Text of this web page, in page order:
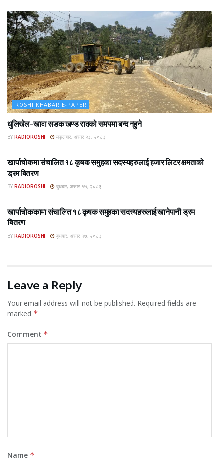
ROSHI KHABAR E-PAPER
धुलिखेल–खावा सडक खण्ड रातको समयमा बन्द नहुने
BY RADIOROSHI मङ्लबार, असार २३, २०८३
खार्पाचोकमा संचालित १८ कृषक समुहका सदस्यहरुलाई हजार लिटर क्षमताको
ड्रम बितरण
BY RADIOROSHI बुधबार, असार १७, २०८३
खार्पाचोककामा संचालित १८ कृषक समुहका सदस्यहरुलाई खानेपानी ड्रम
बितरण
BY RADIOROSHI बुधबार, असार १७, २०८३
Leave a Reply
Your email address will not be published. Required fields are
marked *
Comment *
Name *